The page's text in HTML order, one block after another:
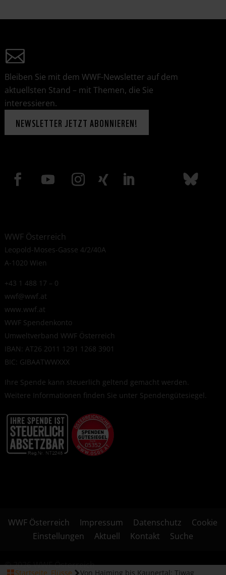
Bleiben Sie mit dem WWF-Newsletter auf dem
aktuellsten Stand – mit Themen, die Sie
interessieren.
NEWSLETTER JETZT ABONNIEREN!
WWF Österreich
Leopold-Moses-Gasse 4/2/40A
A-1020 Wien
+43 1 488 17 – 0
wwf@wwf.at
www.wwf.at
WWF Spendenkonto
Umweltverband WWF Österreich
IBAN: AT26 2011 1291 1268 3901
BIC: GIBAATWWXXX
Ihre Spende kann steuerlich geltend gemacht werden.
Weitere Informationen finden Sie unter Spendengütesiegel.
WWF Österreich Impressum Datenschutz
Cookie
Einstellungen
Aktuell Kontakt Suche
© 2026 WWF Österreich
Startseite Flüsse Von Haiming bis Kaunertal: Tiwag